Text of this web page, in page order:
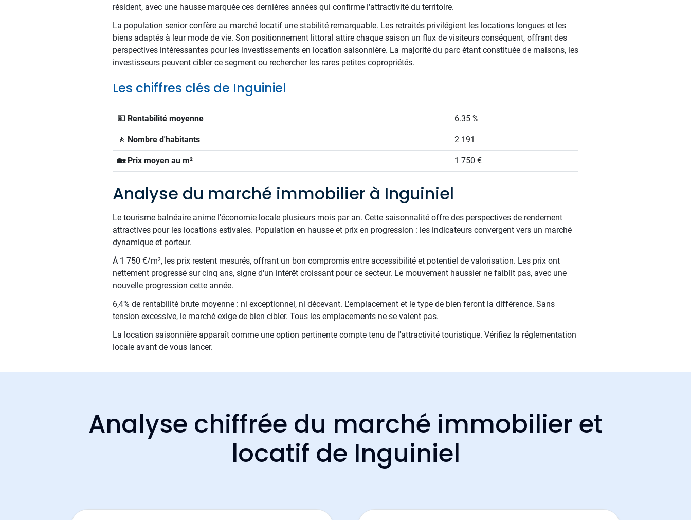
résident, avec une hausse marquée ces dernières années qui confirme l'attractivité du territoire.
La population senior confère au marché locatif une stabilité remarquable. Les retraités privilégient les locations longues et les
biens adaptés à leur mode de vie. Son positionnement littoral attire chaque saison un flux de visiteurs conséquent, offrant des
perspectives intéressantes pour les investissements en location saisonnière. La majorité du parc étant constituée de maisons, les
investisseurs peuvent cibler ce segment ou rechercher les rares petites copropriétés.
Les chiffres clés de Inguiniel
💵 Rentabilité moyenne 6.35 %
🚶 Nombre d'habitants 2 191
🏡 Prix moyen au m² 1 750 €
Analyse du marché immobilier à Inguiniel
Le tourisme balnéaire anime l'économie locale plusieurs mois par an. Cette saisonnalité offre des perspectives de rendement
attractives pour les locations estivales. Population en hausse et prix en progression : les indicateurs convergent vers un marché
dynamique et porteur.
À 1 750 €/m², les prix restent mesurés, offrant un bon compromis entre accessibilité et potentiel de valorisation. Les prix ont
nettement progressé sur cinq ans, signe d'un intérêt croissant pour ce secteur. Le mouvement haussier ne faiblit pas, avec une
nouvelle progression cette année.
6,4% de rentabilité brute moyenne : ni exceptionnel, ni décevant. L'emplacement et le type de bien feront la différence. Sans
tension excessive, le marché exige de bien cibler. Tous les emplacements ne se valent pas.
La location saisonnière apparaît comme une option pertinente compte tenu de l'attractivité touristique. Vérifiez la réglementation
locale avant de vous lancer.
Analyse chiffrée du marché immobilier et
locatif de Inguiniel